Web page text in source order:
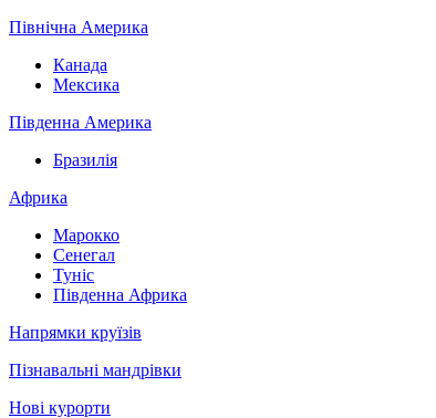
Північна Америка
Канада
Мексика
Південна Америка
Бразилія
Африка
Марокко
Сенегал
Туніс
Південна Африка
Напрямки круїзів
Пізнавальні мандрівки
Нові курорти